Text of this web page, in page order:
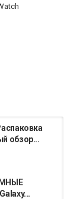
обзор...